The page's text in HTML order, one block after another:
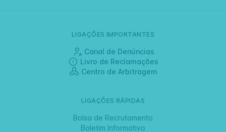
LIGAÇÕES IMPORTANTES
Canal de Denúncias
Livro de Reclamações
Centro de Arbitragem
LIGAÇÕES RÁPIDAS
Bolsa de Recrutamento
Boletim Informativo